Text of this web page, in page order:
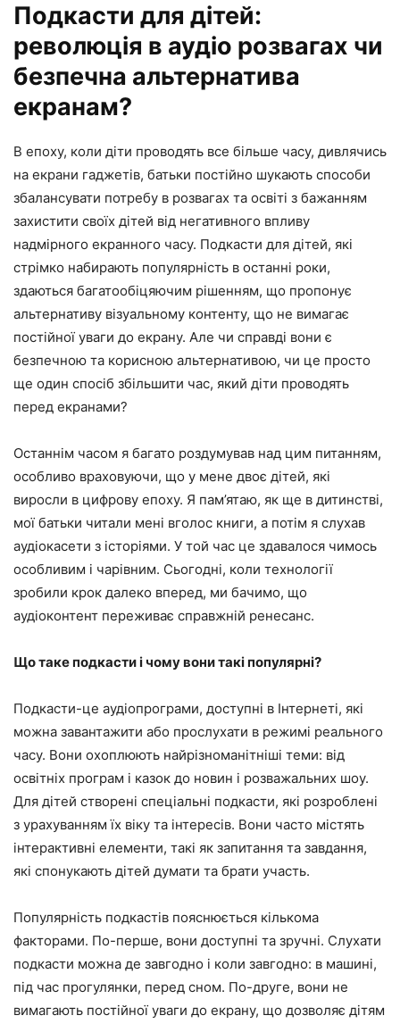
Подкасти для дітей:
революція в аудіо розвагах чи
безпечна альтернатива
екранам?
В епоху, коли діти проводять все більше часу, дивлячись
на екрани гаджетів, батьки постійно шукають способи
збалансувати потребу в розвагах та освіті з бажанням
захистити своїх дітей від негативного впливу
надмірного екранного часу. Подкасти для дітей, які
стрімко набирають популярність в останні роки,
здаються багатообіцяючим рішенням, що пропонує
альтернативу візуальному контенту, що не вимагає
постійної уваги до екрану. Але чи справді вони є
безпечною та корисною альтернативою, чи це просто
ще один спосіб збільшити час, який діти проводять
перед екранами?
Останнім часом я багато роздумував над цим питанням,
особливо враховуючи, що у мене двоє дітей, які
виросли в цифрову епоху. Я пам’ятаю, як ще в дитинстві,
мої батьки читали мені вголос книги, а потім я слухав
аудіокасети з історіями. У той час це здавалося чимось
особливим і чарівним. Сьогодні, коли технології
зробили крок далеко вперед, ми бачимо, що
аудіоконтент переживає справжній ренесанс.
Що таке подкасти і чому вони такі популярні?
Подкасти-це аудіопрограми, доступні в Інтернеті, які
можна завантажити або прослухати в режимі реального
часу. Вони охоплюють найрізноманітніші теми: від
освітніх програм і казок до новин і розважальних шоу.
Для дітей створені спеціальні подкасти, які розроблені
з урахуванням їх віку та інтересів. Вони часто містять
інтерактивні елементи, такі як запитання та завдання,
які спонукають дітей думати та брати участь.
Популярність подкастів пояснюється кількома
факторами. По-перше, вони доступні та зручні. Слухати
подкасти можна де завгодно і коли завгодно: в машині,
під час прогулянки, перед сном. По-друге, вони не
вимагають постійної уваги до екрану, що дозволяє дітям